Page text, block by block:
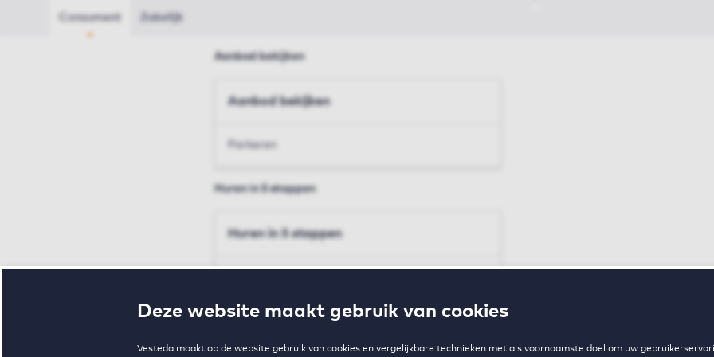
Deze website maakt gebruik van cookies
Vesteda maakt op de website gebruik van cookies en vergelijkbare technieken met als voornaamste doel om uw
Consument Zakelijk
Aanbod bekijken
Aanbod bekijken
Parkeren
Huren in 5 stappen
Huren in 5 stappen
Voorwaarden en toewijzing